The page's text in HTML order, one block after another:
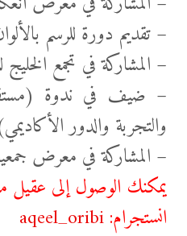
– تقديم دورة للرسم
– المشاركة في تجمع الخليج
– ضيف في ندوة
والتجربة والدور
– المشاركة في معرض جمعية
يمكنك الوصول إلى
انستجرام:aqeel_oribi